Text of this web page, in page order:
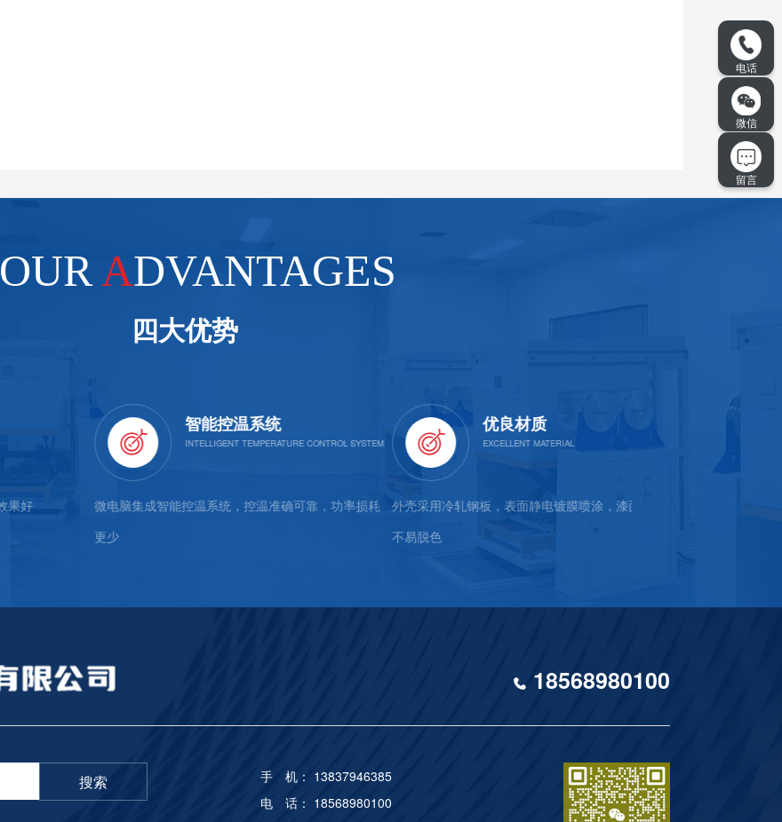
OURADVANTAGES
四大优势
智能控温系统
微电脑集成智能控温系统，控温准确可靠，功率损耗
优良材质
外壳采用冷轧钢板，表面静电镀膜喷涂，漆面牢固，
当温度超过允许设定值自
18568980100
搜索
手 机： 13837946385
电 话： 18568980100